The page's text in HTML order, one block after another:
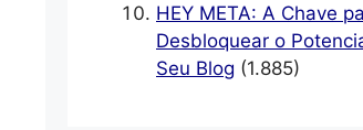
HEY META: A Chave
Desbloquear o
Seu Blog (1.885)